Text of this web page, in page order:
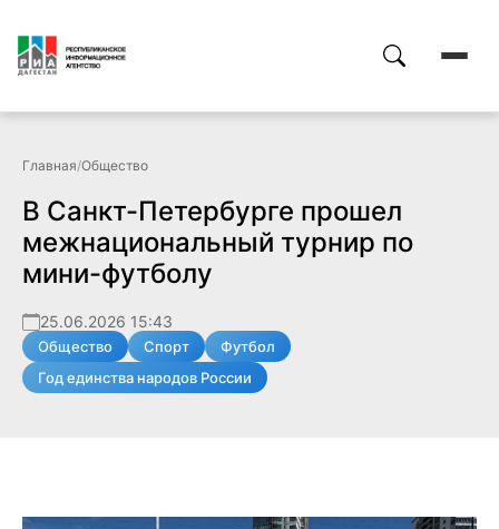
Главная/Общество
В Санкт-Петербурге прошел
межнациональный турнир по
мини-футболу
25.06.2026 15:43
Общество Спорт
Футбол
Год единства народов России